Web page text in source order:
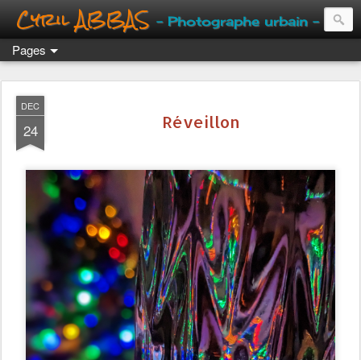
Cyril ABBAS - Photographe urbain -
Pages
DEC
24 Réveillon